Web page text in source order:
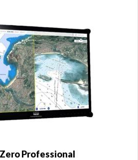
Professional